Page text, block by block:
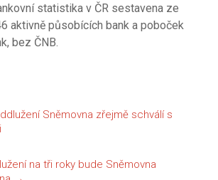
statistika v ČR sestavena ze
aktivně působících bank a poboček
bez ČNB.
Sněmovna zřejmě schválí s
na tři roky bude Sněmovna